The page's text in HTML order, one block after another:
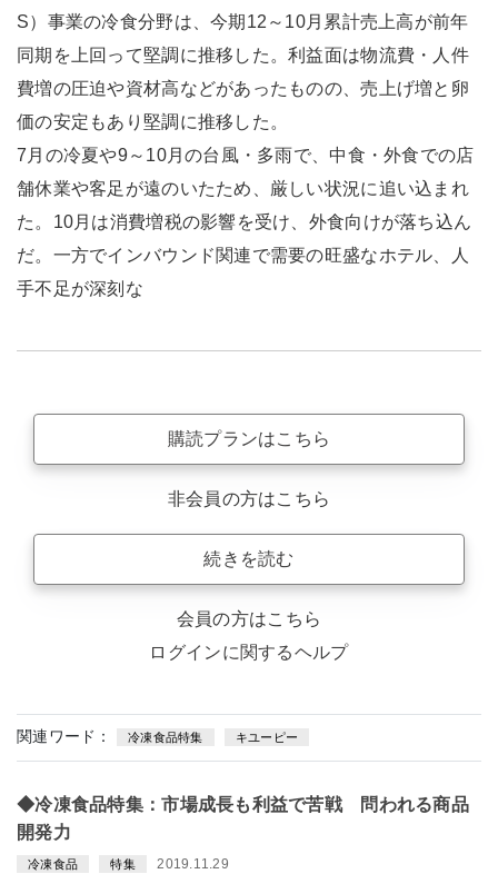
S）事業の冷食分野は、今期12～10月累計売上高が前年
同期を上回って堅調に推移した。利益面は物流費・人件
費増の圧迫や資材高などがあったものの、売上げ増と卵
価の安定もあり堅調に推移した。
7月の冷夏や9～10月の台風・多雨で、中食・外食での店
舗休業や客足が遠のいたため、厳しい状況に追い込まれ
た。10月は消費増税の影響を受け、外食向けが落ち込ん
だ。一方でインバウンド関連で需要の旺盛なホテル、人
手不足が深刻な
購読プランはこちら
非会員の方はこちら
続きを読む
会員の方はこちら
ログインに関するヘルプ
関連ワード： 冷凍食品特集 キユーピー
◆冷凍食品特集：市場成長も利益で苦戦 問われる商品
開発力
冷凍食品 特集 2019.11.29